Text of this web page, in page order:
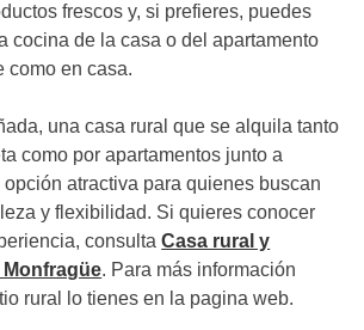
frescos y, si prefieres, puedes
cocina de la casa o del apartamento
como en casa.
una casa rural que se alquila tanto
como por apartamentos junto a
opción atractiva para quienes buscan
y flexibilidad. Si quieres conocer
consultaCasa rural y
. Para más información
rural lo tienes en la pagina web.